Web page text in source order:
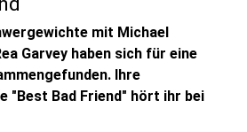
mit Michael
Garvey haben sich für eine
Ihre
"Best Bad Friend" hört ihr bei